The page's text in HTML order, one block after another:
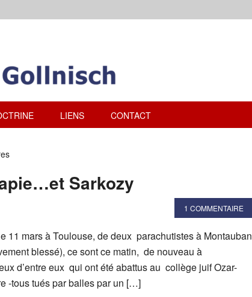
LIENS CONTACT
Sarkozy
1 COMMENTAIRE
11 mars à Toulouse, de deux parachutistes à Montauban
blessé), ce sont ce matin, de nouveau à
d’entre eux qui ont été abattus au collège juif Ozar-
-tous tués par balles par un […]